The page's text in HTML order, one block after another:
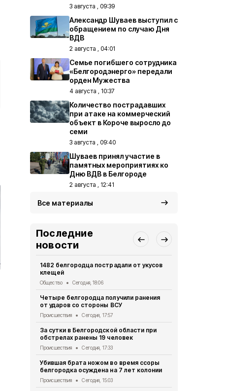
3 августа , 09:39
Александр Шуваев выступил с
обращением по случаю Дня
ВДВ
2 августа , 04:01
Семье погибшего сотрудника
«Белгородэнерго» передали
орден Мужества
4 августа , 10:37
Количество пострадавших
при атаке на коммерческий
объект в Короче выросло до
семи
3 августа , 09:40
Шуваев принял участие в
памятных мероприятиях ко
Дню ВДВ в Белгороде
2 августа , 12:41
Все материалы
Последние
новости
1482 белгородца пострадали от укусов
клещей
Общество Сегодня, 18:06
Четыре белгородца получили ранения
от ударов со стороны ВСУ
Происшествия Сегодня, 17:57
За сутки в Белгородской области при
обстрелах ранены 19 человек
Происшествия Сегодня, 17:33
Убившая брата ножом во время ссоры
белгородка осуждена на 7 лет колонии
Происшествия Сегодня, 15:03